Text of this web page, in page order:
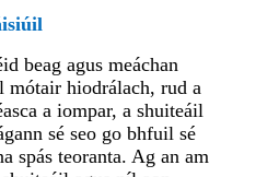
beag agus meáchan
mótair hiodrálach, rud a
a iompar, a shuiteáil
sé seo go bhfuil sé
spás teoranta. Ag an am